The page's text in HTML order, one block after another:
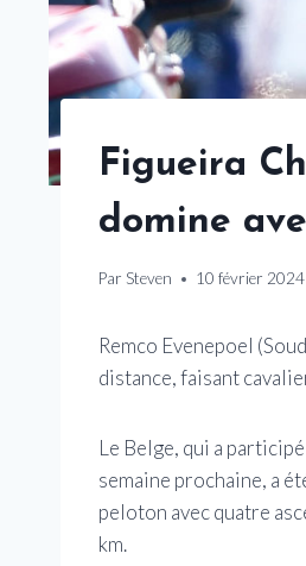
Figueira
domine
Par Steven 10 février 2024
Remco Evenepoel
distance, faisant
Le Belge, qui a
semaine prochaine, a
peloton avec quatre
km.